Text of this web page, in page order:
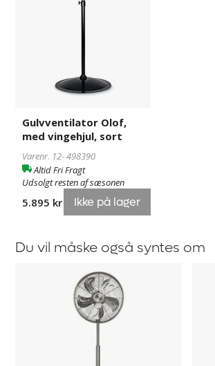
Gulvventilator Olof,
med vingehjul, sort
Varenr. 12-498390
Altid Fri Fragt
Udsolgt resten af sæsonen
5.895 kr Ikke på lager
Du vil måske også syntes om
Gulvventilator